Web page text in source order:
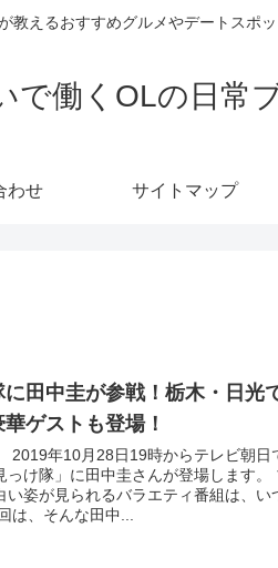
教えるおすすめグルメやデートスポ
で働くOLの日常
わせ サイトマップ
田中圭が参戦！栃木・日光
ゲストも登場！
2019年10月28日19時からテレビ朝日
っけ隊」に田中圭さんが登場します。
い姿が見られるバラエティ番組は、い
は、そんな田中...